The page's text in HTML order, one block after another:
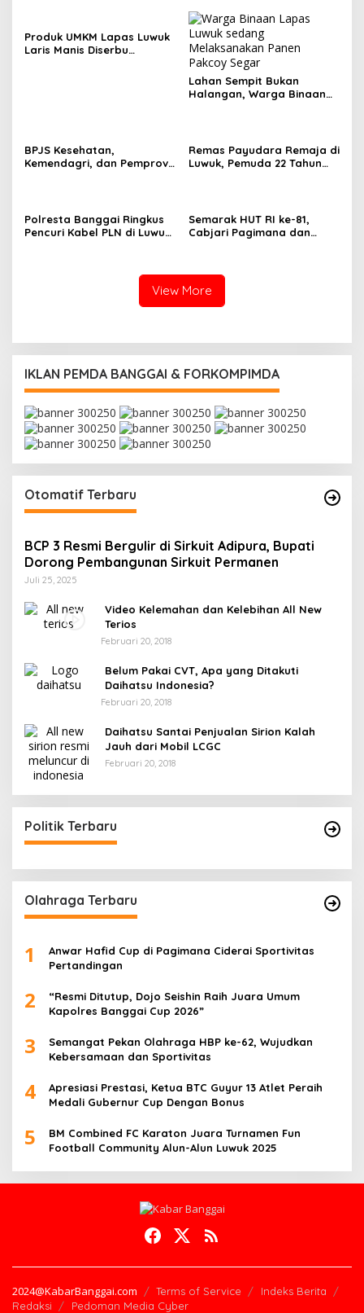
Produk UMKM Lapas Luwuk
Laris Manis Diserbu
Lahan Sempit Bukan
Halangan, Warga Binaan
BPJS Kesehatan,
Kemendagri, dan Pemprov
Remas Payudara Remaja di
Luwuk, Pemuda 22 Tahun
Polresta Banggai Ringkus
Pencuri Kabel PLN di Luwuk,
Semarak HUT RI ke-81,
Cabjari Pagimana dan
View More
IKLAN PEMDA BANGGAI & FORKOMPIMDA
Otomatif Terbaru
BCP 3 Resmi Bergulir di Sirkuit Adipura, Bupati
Dorong Pembangunan Sirkuit Permanen
Juli 25, 2025
Video Kelemahan dan Kelebihan All New
Terios
Februari 20, 2018
Belum Pakai CVT, Apa yang Ditakuti
Daihatsu Indonesia?
Februari 20, 2018
Daihatsu Santai Penjualan Sirion Kalah
Jauh dari Mobil LCGC
Februari 20, 2018
Politik Terbaru
Olahraga Terbaru
1
Anwar Hafid Cup di Pagimana Ciderai Sportivitas
Pertandingan
2
“Resmi Ditutup, Dojo Seishin Raih Juara Umum
Kapolres Banggai Cup 2026”
3
Semangat Pekan Olahraga HBP ke-62, Wujudkan
Kebersamaan dan Sportivitas
4
Apresiasi Prestasi, Ketua BTC Guyur 13 Atlet Peraih
Medali Gubernur Cup Dengan Bonus
5
BM Combined FC Karaton Juara Turnamen Fun
Football Community Alun-Alun Luwuk 2025
2024@KabarBanggai.com Terms of Service
Indeks Berita
Redaksi
Pedoman Media Cyber